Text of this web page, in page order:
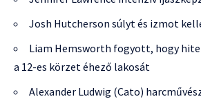
Josh Hutcherson súlyt és izmot
Liam Hemsworth fogyott, hogy
a 12-es körzet éhező lakosát
Alexander Ludwig (Cato)